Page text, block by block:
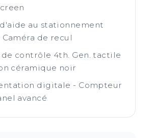
au stationnement
de recul
contrôle 4th. Gen. tactile
céramique noir
digitale - Compteur
avancé